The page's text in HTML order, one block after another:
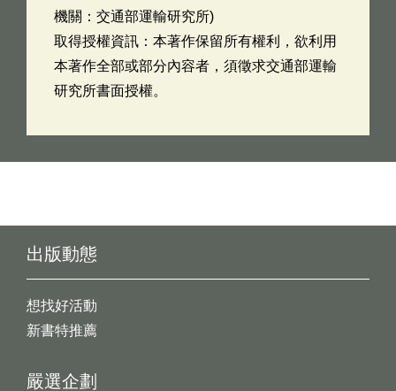
機關：交通部運輸研究所)
取得授權資訊：本著作保留所有權利，欲利用
本著作全部或部分內容者，須徵求交通部運輸
研究所書面授權。
出版動態
想找好活動
新書特推薦
嚴選企劃